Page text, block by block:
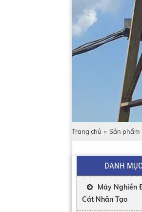
Trang chủ » Sản phẩm
DANH
Máy Nghiền
Cát Nhân Tạo